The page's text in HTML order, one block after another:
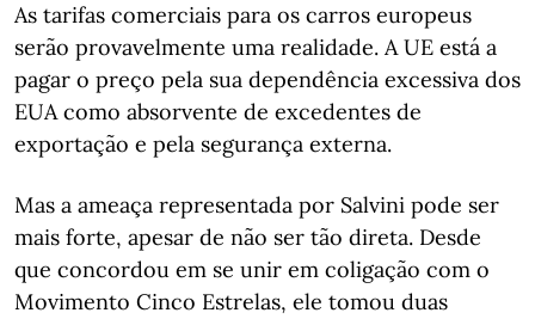
As tarifas comerciais para os carros europeus
serão provavelmente uma realidade. A UE está a
pagar o preço pela sua dependência excessiva dos
EUA como absorvente de excedentes de
exportação e pela segurança externa.
Mas a ameaça representada por Salvini pode ser
mais forte, apesar de não ser tão direta. Desde
que concordou em se unir em coligação com o
Movimento Cinco Estrelas, ele tomou duas